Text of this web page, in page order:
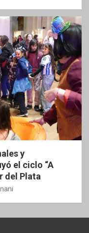
y
el ciclo “A
del Plata